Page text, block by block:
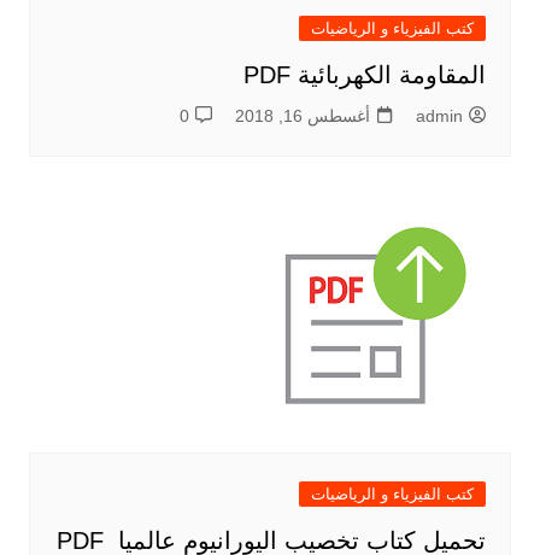
كتب الفيزياء و الرياضيات
المقاومة الكهربائية PDF
admin أغسطس 16, 2018 0
كتب الفيزياء و الرياضيات
تحميل كتاب تخصيب اليورانيوم عالميا PDF